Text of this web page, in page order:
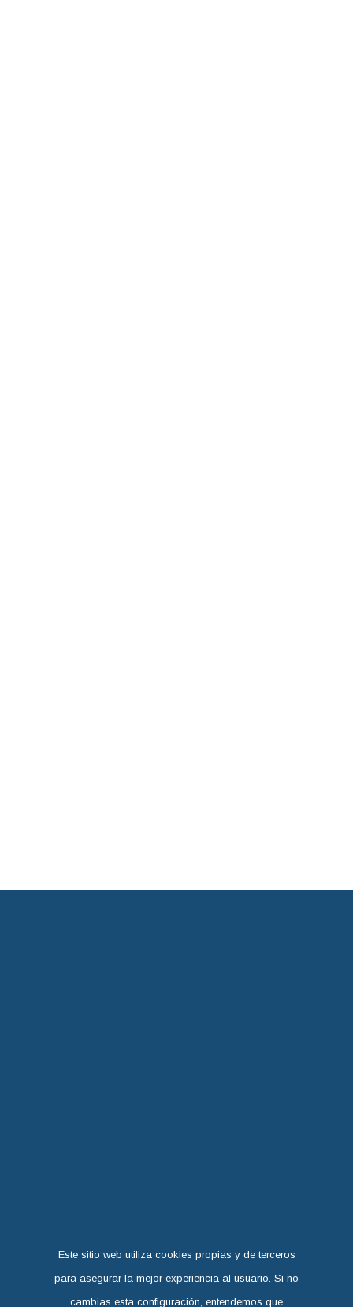
Este sitio web utiliza cookies propias y de terceros
para asegurar la mejor experiencia al usuario. Si no
cambias esta configuración, entendemos que